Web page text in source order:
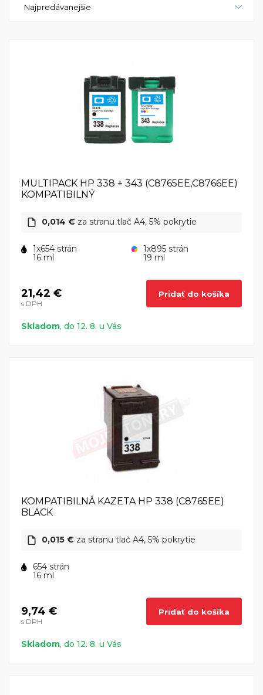
zabezpečuje optimálnu kvalitu tlače. HP
si cenia kvalitu a presnosť. Nech už tlačíte fotografie
alebo dokumenty, HP PhotoSmart 8450gp vám
poskytne výsledky, ktoré vás nadchnú.
Najpredávanejšie
MULTIPACK HP 338 + 343 (C8765EE,C8766EE)
KOMPATIBILNÝ
0,014 € za stranu tlač A4, 5% pokrytie
1x654 strán
16 ml
1x895 strán
19 ml
21,42 €
s DPH
Pridať do košíka
Skladom, do 12. 8. u Vás
KOMPATIBILNÁ KAZETA HP 338 (C8765EE)
BLACK
0,015 € za stranu tlač A4, 5% pokrytie
654 strán
16 ml
9,74 €
s DPH
Pridať do košíka
Skladom, do 12. 8. u Vás